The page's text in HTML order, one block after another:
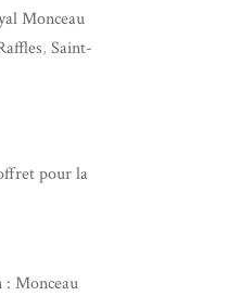
Monceau
, Saint-
pour la
Monceau